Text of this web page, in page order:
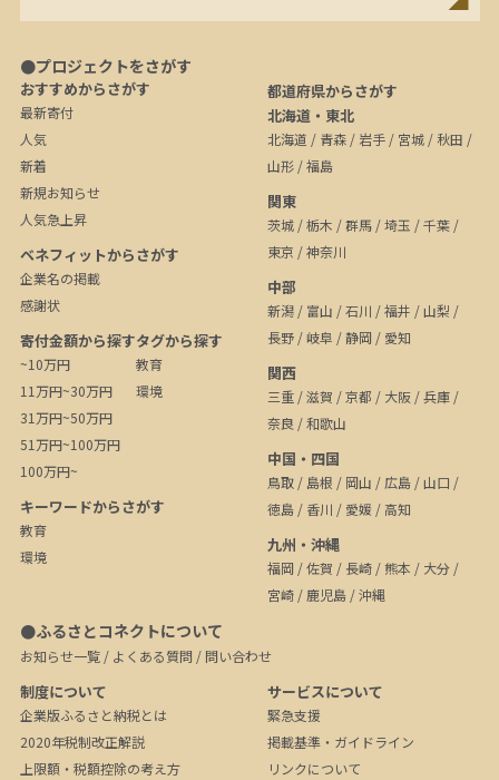
●プロジェクトをさがす
おすすめからさがす
最新寄付
人気
新着
新規お知らせ
人気急上昇
ベネフィットからさがす
企業名の掲載
感謝状
寄付金額から探す
~10万円
11万円~30万円
31万円~50万円
51万円~100万円
100万円~
タグから探す
教育
環境
キーワードからさがす
教育
環境
都道府県からさがす
北海道・東北
北海道 / 青森 / 岩手 / 宮城 / 秋田 /
山形 /福島
関東
茨城 /栃木 /群馬 /埼玉 /千葉 /
東京 /神奈川
中部
新潟 / 富山 /石川 /福井 /山梨 /
長野 /岐阜 /静岡 / 愛知
関西
三重 /滋賀 /京都 / 大阪 /兵庫 /
奈良 /和歌山
中国・四国
鳥取 / 島根 / 岡山 / 広島 /山口 /
徳島 / 香川 / 愛媛 /高知
九州・沖縄
福岡 /佐賀 / 長崎 /熊本 / 大分 /
宮崎 / 鹿児島 /沖縄
●ふるさとコネクトについて
お知らせ一覧/ よくある質問 / 問い合わせ
制度について
企業版ふるさと納税とは
2020年税制改正解説
上限額・税額控除の考え方
サービスについて
緊急支援
掲載基準・ガイドライン
リンクについて